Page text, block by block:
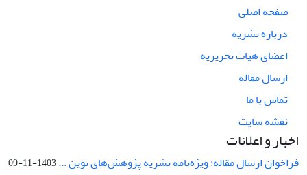
صفحه اصلی
درباره نشریه
اعضای هیات تحریریه
ارسال مقاله
تماس با ما
نقشه سایت
اخبار و اعلانات
فراخوان ارسال مقاله: ویژه‌نامه نشریه پژوهش‌های نوین ...1403-11-09